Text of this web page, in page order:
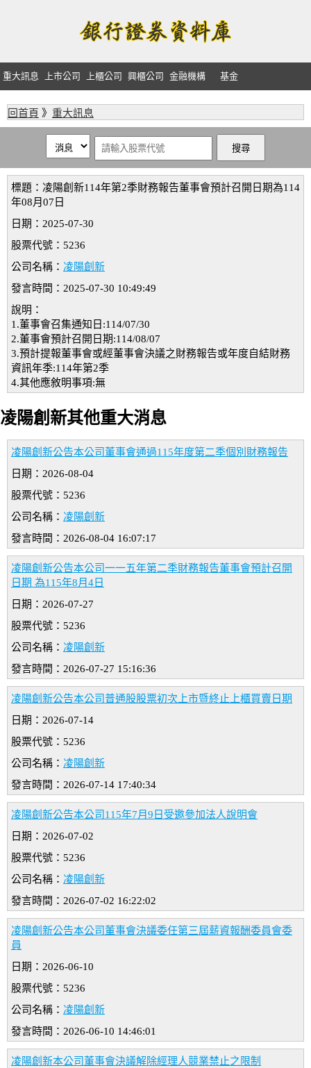
重大訊息 上市公司 上櫃公司 興櫃公司 金融機構 基金
回首頁 》 重大訊息
標題：凌陽創新114年第2季財務報告董事會預計召開日期為114
年08月07日
日期：2025-07-30
股票代號：5236
公司名稱： 凌陽創新
發言時間：2025-07-30 10:49:49
說明：
1.董事會召集通知日:114/07/30
2.董事會預計召開日期:114/08/07
3.預計提報董事會或經董事會決議之財務報告或年度自結財務
資訊年季:114年第2季
4.其他應敘明事項:無
凌陽創新其他重大消息
凌陽創新公告本公司董事會通過115年度第二季個別財務報告
日期：2026-08-04
股票代號：5236
公司名稱： 凌陽創新
發言時間：2026-08-04 16:07:17
凌陽創新公告本公司一一五年第二季財務報告董事會預計召開
日期 為115年8月4日
日期：2026-07-27
股票代號：5236
公司名稱： 凌陽創新
發言時間：2026-07-27 15:16:36
凌陽創新公告本公司普通股股票初次上市暨終止上櫃買賣日期
日期：2026-07-14
股票代號：5236
公司名稱： 凌陽創新
發言時間：2026-07-14 17:40:34
凌陽創新公告本公司115年7月9日受邀參加法人說明會
日期：2026-07-02
股票代號：5236
公司名稱： 凌陽創新
發言時間：2026-07-02 16:22:02
凌陽創新公告本公司董事會決議委任第三屆薪資報酬委員會委
員
日期：2026-06-10
股票代號：5236
公司名稱： 凌陽創新
發言時間：2026-06-10 14:46:01
凌陽創新本公司董事會決議解除經理人競業禁止之限制